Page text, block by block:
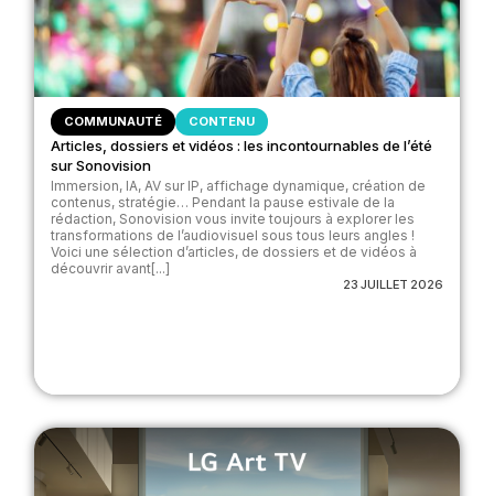
COMMUNAUTÉ CONTENU
Articles, dossiers et vidéos : les incontournables de l’été
sur Sonovision
Immersion, IA, AV sur IP, affichage dynamique, création de
contenus, stratégie… Pendant la pause estivale de la
rédaction, Sonovision vous invite toujours à explorer les
transformations de l’audiovisuel sous tous leurs angles !
Voici une sélection d’articles, de dossiers et de vidéos à
découvrir avant[...]
23 JUILLET 2026